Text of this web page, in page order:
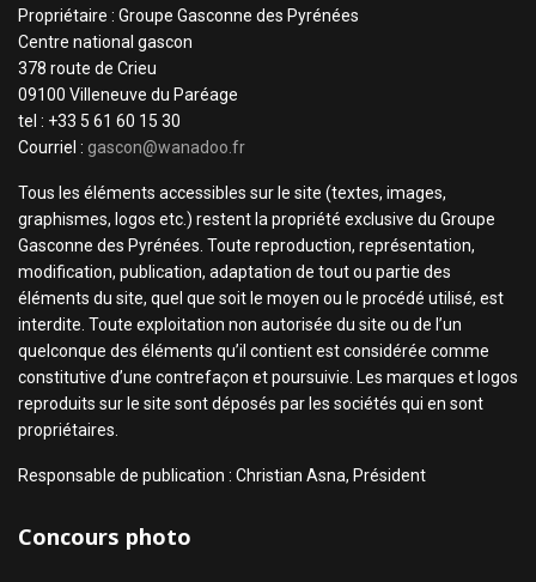
Propriétaire : Groupe Gasconne des Pyrénées
Centre national gascon
378 route de Crieu
09100 Villeneuve du Paréage
tel : +33 5 61 60 15 30
Courriel : gascon@wanadoo.fr
Tous les éléments accessibles sur le site (textes, images,
graphismes, logos etc.) restent la propriété exclusive du Groupe
Gasconne des Pyrénées. Toute reproduction, représentation,
modification, publication, adaptation de tout ou partie des
éléments du site, quel que soit le moyen ou le procédé utilisé, est
interdite. Toute exploitation non autorisée du site ou de l’un
quelconque des éléments qu’il contient est considérée comme
constitutive d’une contrefaçon et poursuivie. Les marques et logos
reproduits sur le site sont déposés par les sociétés qui en sont
propriétaires.
Responsable de publication : Christian Asna, Président
Concours photo